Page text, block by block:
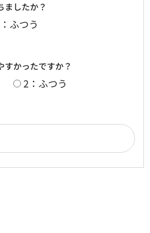
ましたか？
ふつう
すかったですか？
2：ふつう